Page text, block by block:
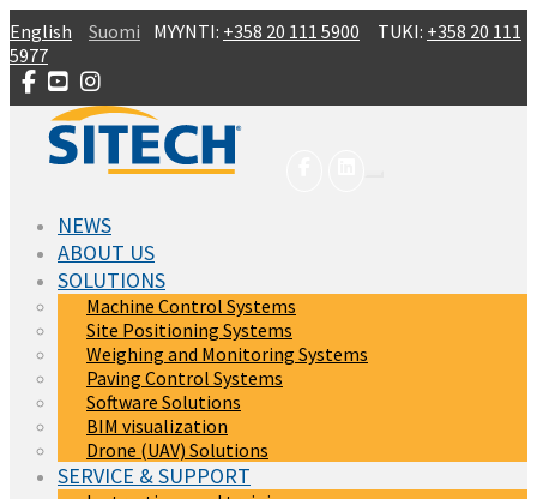
Skip to main content
English Suomi MYYNTI: +358 20 111 5900 TUKI: +358 20 111
5977
NEWS
ABOUT US
SOLUTIONS
Machine Control Systems
Site Positioning Systems
Weighing and Monitoring Systems
Paving Control Systems
Software Solutions
BIM visualization
Drone (UAV) Solutions
SERVICE & SUPPORT